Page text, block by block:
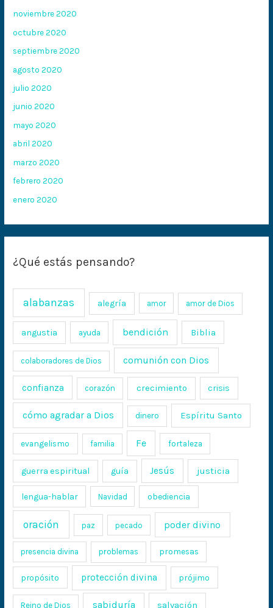
noviembre 2020
octubre 2020
septiembre 2020
agosto 2020
julio 2020
junio 2020
mayo 2020
abril 2020
marzo 2020
febrero 2020
enero 2020
¿Qué estás pensando?
alabanzas alegría amor amor de Dios
angustia ayuda bendición Biblia
colaboradores de Dios comunión con Dios
confianza corazón crecimiento crisis
cómo agradar a Dios dinero Espíritu Santo
evangelismo familia Fe fortaleza
guerra espiritual guía Jesús justicia
lengua-hablar Navidad obediencia
oración paz pecado poder divino
presencia divina problemas promesas
propósito protección divina prójimo
Reino de Dios sabiduría salvación